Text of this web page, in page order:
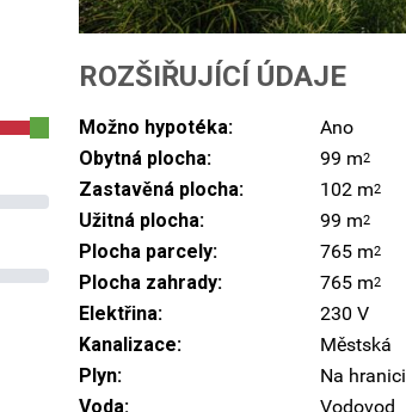
ROZŠIŘUJÍCÍ ÚDAJE
Možno hypotéka:
Ano
Obytná plocha:
99 m2
Zastavěná plocha: 102 m2
Užitná plocha: 99 m2
Plocha parcely: 765 m2
Plocha zahrady: 765 m2
Elektřina:
230 V
Kanalizace:
Městská
Plyn:
Na hranici
Voda:
Vodovod